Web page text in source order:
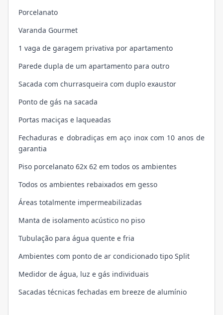
Porcelanato
Varanda Gourmet
1 vaga de garagem privativa por apartamento
Parede dupla de um apartamento para outro
Sacada com churrasqueira com duplo exaustor
Ponto de gás na sacada
Portas maciças e laqueadas
Fechaduras e dobradiças em aço inox com 10 anos de
garantia
Piso porcelanato 62x 62 em todos os ambientes
Todos os ambientes rebaixados em gesso
Áreas totalmente impermeabilizadas
Manta de isolamento acústico no piso
Tubulação para água quente e fria
Ambientes com ponto de ar condicionado tipo Split
Medidor de água, luz e gás individuais
Sacadas técnicas fechadas em breeze de alumínio